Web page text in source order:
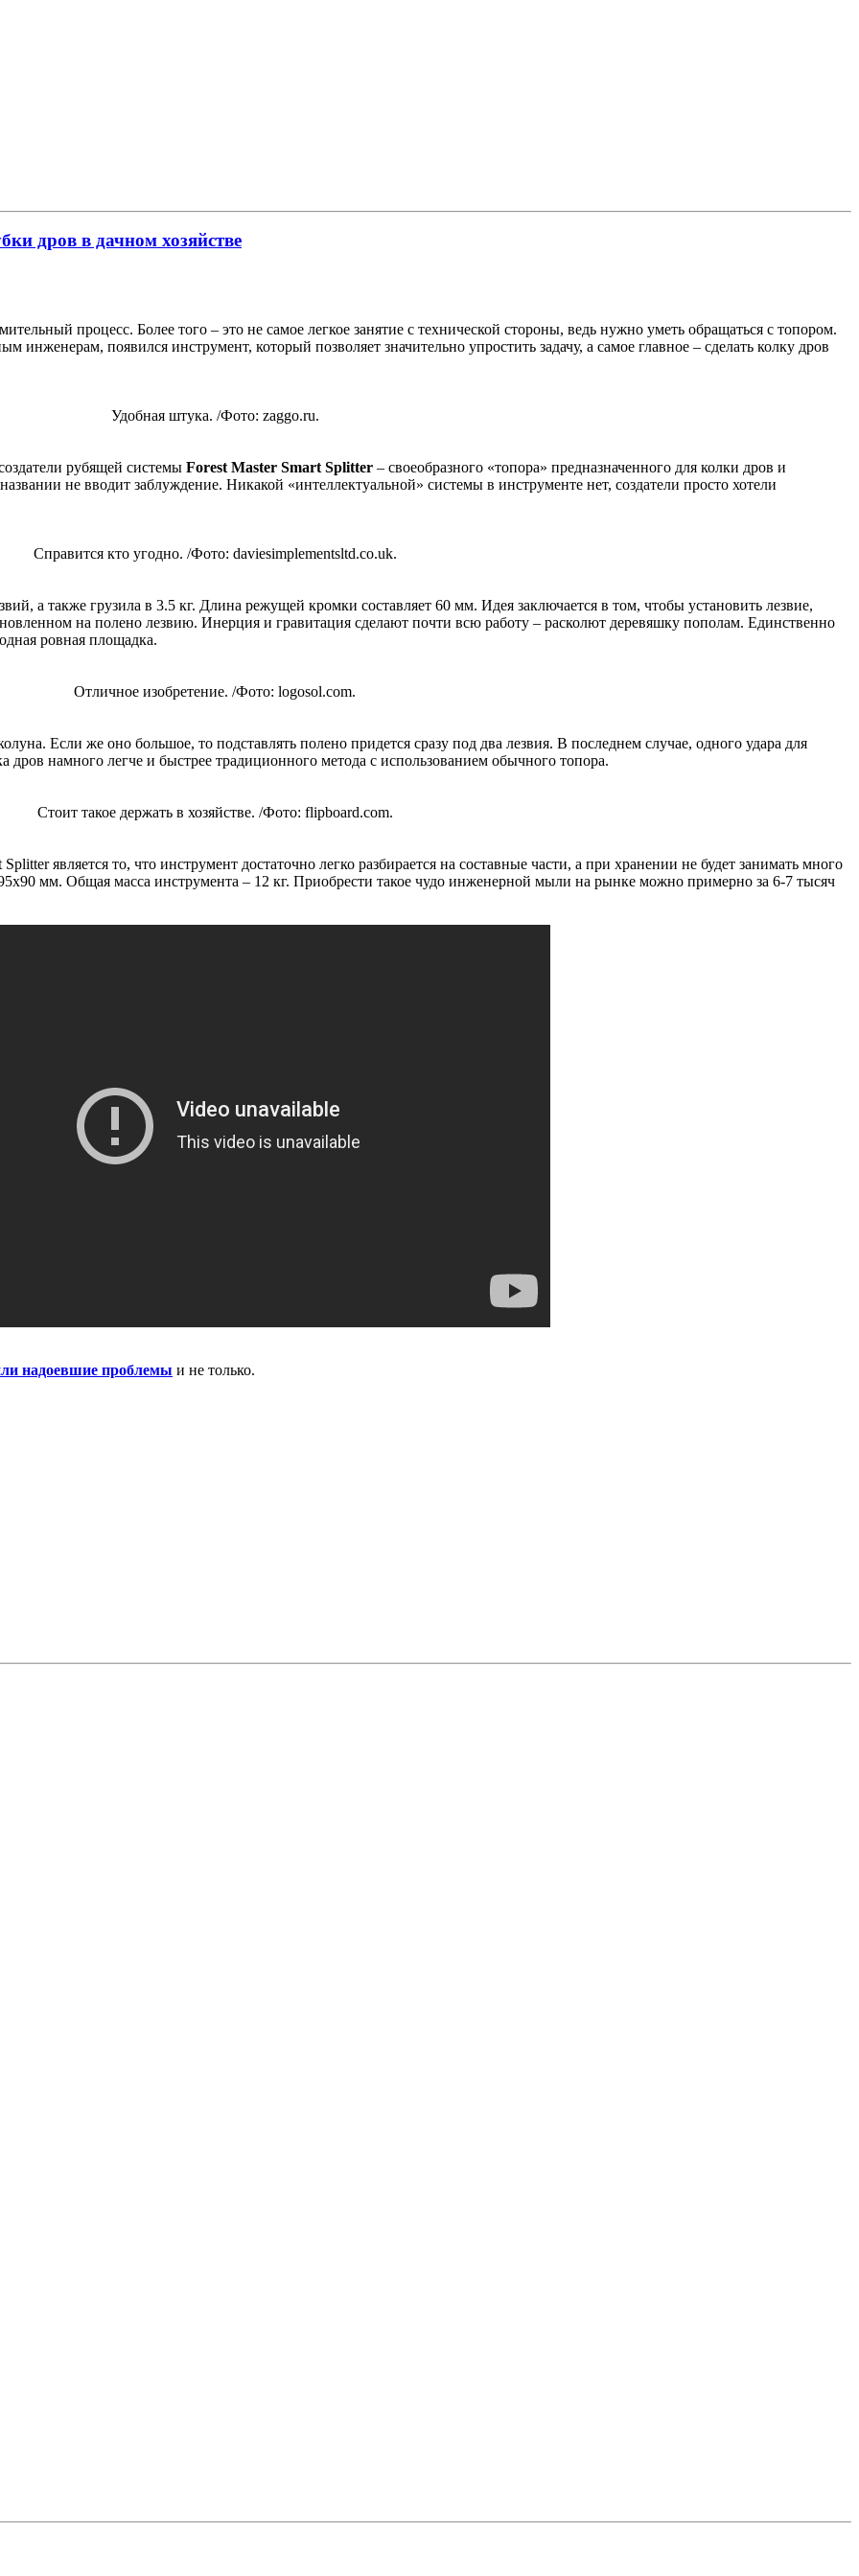
дров в дачном хозяйстве
процесс. Более того – это не самое легкое занятие с технической стороны, ведь нужно уметь обращаться с топором.
инженерам, появился инструмент, который позволяет значительно упростить задачу, а самое главное – сделать колку дров
Удобная штука. /Фото: zaggo.ru.
рубящей системы Forest Master Smart Splitter – своеобразного «топора» предназначенного для колки дров и
не вводит заблуждение. Никакой «интеллектуальной» системы в инструменте нет, создатели просто хотели
Справится кто угодно. /Фото: daviesimplementsltd.co.uk.
а также грузила в 3.5 кг. Длина режущей кромки составляет 60 мм. Идея заключается в том, чтобы установить лезвие,
на полено лезвию. Инерция и гравитация сделают почти всю работу – расколют деревяшку пополам. Единственно
ровная площадка.
Отличное изобретение. /Фото: logosol.com.
Если же оно большое, то подставлять полено придется сразу под два лезвия. В последнем случае, одного удара для
дров намного легче и быстрее традиционного метода с использованием обычного топора.
Стоит такое держать в хозяйстве. /Фото: flipboard.com.
является то, что инструмент достаточно легко разбирается на составные части, а при хранении не будет занимать много
мм. Общая масса инструмента – 12 кг. Приобрести такое чудо инженерной мыли на рынке можно примерно за 6-7 тысяч
надоевшие проблемы и не только.